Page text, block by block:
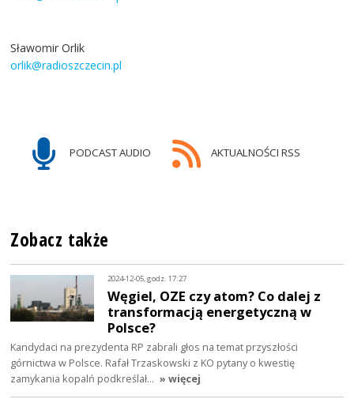
Sławomir Orlik
orlik@radioszczecin.pl
PODCAST AUDIO AKTUALNOŚCI RSS
Zobacz także
2024-12-05, godz. 17:27
Węgiel, OZE czy atom? Co dalej z
transformacją energetyczną w
Polsce?
Kandydaci na prezydenta RP zabrali głos na temat przyszłości
górnictwa w Polsce. Rafał Trzaskowski z KO pytany o kwestię
zamykania kopalń podkreślał… » więcej